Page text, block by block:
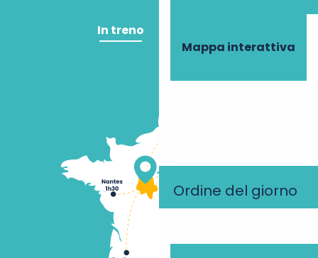
Mappa interattiva
Ordine del giorno
In treno